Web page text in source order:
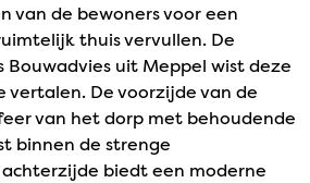
van de bewoners voor een
thuis vervullen. De
Bouwadvies uit Meppel wist deze
De voorzijde van de
van het dorp met behoudende
binnen de strenge
achterzijde biedt een moderne